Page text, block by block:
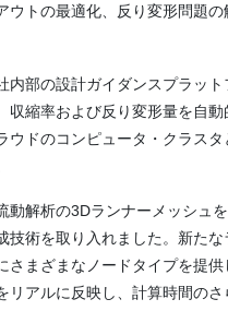
トの最適化、反り変形問題
部の設計ガイダンスプラッ
縮率および反り変形量を自
ドのコンピュータ・クラス
解析の3Dランナーメッシュ
術を取り入れました。新た
まざまなノードタイプを提
アルに反映し、計算時間の